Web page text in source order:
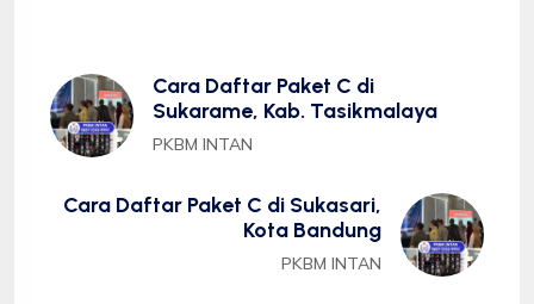
Cara Daftar Paket C di
Sukarame, Kab. Tasikmalaya
PKBM INTAN
Cara Daftar Paket C di Sukasari,
Kota Bandung
PKBM INTAN